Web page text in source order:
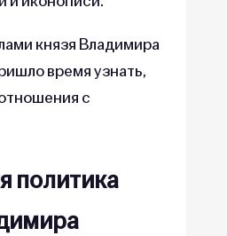
князя Владимира
время узнать,
с
политика